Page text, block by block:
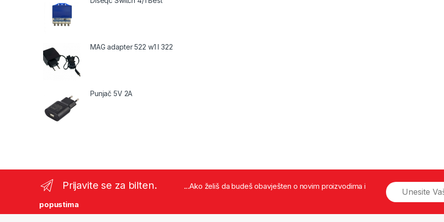
MAG adapter 522 w1 I 322
Punjač 5V 2A
Prijavite se za bilten.
...Ako želiš da budeš obavješten o novim proizvodima i
popustima